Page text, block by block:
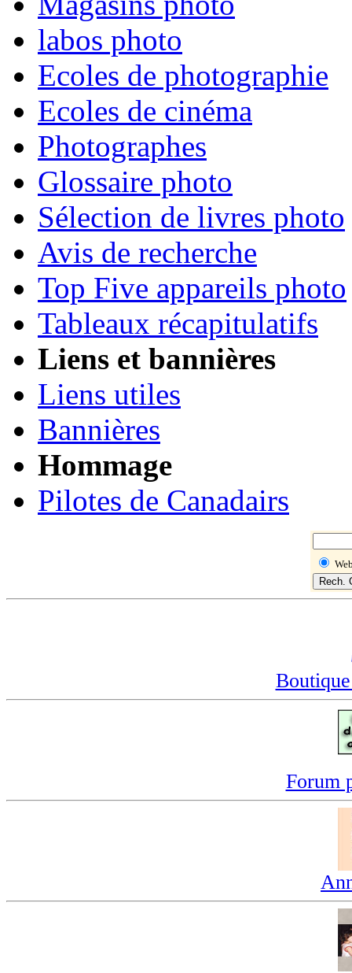
labos photo
Ecoles de photographie
Ecoles de cinéma
Photographes
Glossaire photo
Sélection de livres photo
Avis de recherche
Top Five appareils photo
Tableaux récapitulatifs
Liens et bannières
Liens utiles
Bannières
Hommage
Pilotes de Canadairs
Forum